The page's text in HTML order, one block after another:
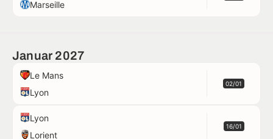
Marseille
Januar 2027
Le Mans
Lyon
02/01
Lyon
Lorient
16/01